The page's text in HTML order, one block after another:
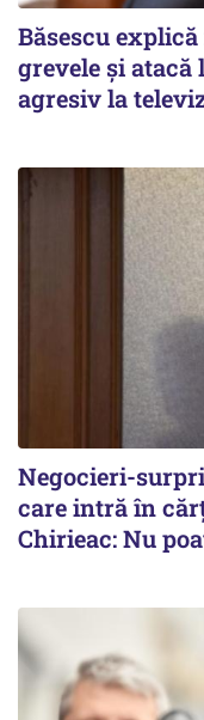
Băsescu
grevele și
agresiv la
Negocieri-
care intră în
Chirieac: Nu